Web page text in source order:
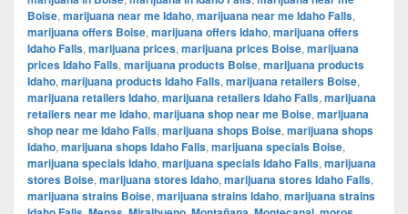
Boise, marijuana near me Idaho, marijuana near me Idaho Falls,
marijuana offers Boise, marijuana offers Idaho, marijuana offers
Idaho Falls, marijuana prices, marijuana prices Boise, marijuana
prices Idaho Falls, marijuana products Boise, marijuana products
Idaho, marijuana products Idaho Falls, marijuana retailers Boise,
marijuana retailers Idaho, marijuana retailers Idaho Falls, marijuana
retailers near me Idaho, marijuana shop near me Boise, marijuana
shop near me Idaho Falls, marijuana shops Boise, marijuana shops
Idaho, marijuana shops Idaho Falls, marijuana specials Boise,
marijuana specials Idaho, marijuana specials Idaho Falls, marijuana
stores Boise, marijuana stores Idaho, marijuana stores Idaho Falls,
marijuana strains Boise, marijuana strains Idaho, marijuana strains